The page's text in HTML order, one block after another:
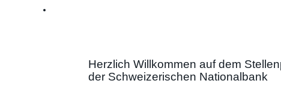
Herzlich Willkommen auf dem
der Schweizerischen Nationalbank